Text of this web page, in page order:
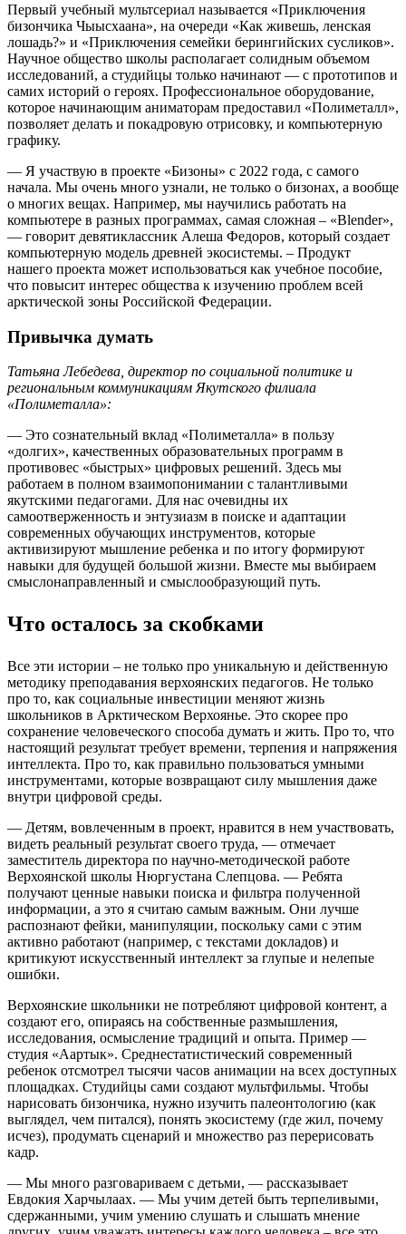
Первый учебный мультсериал называется «Приключения
бизончика Чыысхаана», на очереди «Как живешь, ленская
лошадь?» и «Приключения семейки берингийских сусликов».
Научное общество школы располагает солидным объемом
исследований, а студийцы только начинают — с прототипов и
самих историй о героях. Профессиональное оборудование,
которое начинающим аниматорам предоставил «Полиметалл»,
позволяет делать и покадровую отрисовку, и компьютерную
графику.
— Я участвую в проекте «Бизоны» с 2022 года, с самого
начала. Мы очень много узнали, не только о бизонах, а вообще
о многих вещах. Например, мы научились работать на
компьютере в разных программах, самая сложная – «Blender»,
— говорит девятиклассник Алеша Федоров, который создает
компьютерную модель древней экосистемы. – Продукт
нашего проекта может использоваться как учебное пособие,
что повысит интерес общества к изучению проблем всей
арктической зоны Российской Федерации.
Привычка думать
Татьяна Лебедева, директор по социальной политике и
региональным коммуникациям Якутского филиала
«Полиметалла»:
— Это сознательный вклад «Полиметалла» в пользу
«долгих», качественных образовательных программ в
противовес «быстрых» цифровых решений. Здесь мы
работаем в полном взаимопонимании с талантливыми
якутскими педагогами. Для нас очевидны их
самоотверженность и энтузиазм в поиске и адаптации
современных обучающих инструментов, которые
активизируют мышление ребенка и по итогу формируют
навыки для будущей большой жизни. Вместе мы выбираем
смыслонаправленный и смыслообразующий путь.
Что осталось за скобками
Все эти истории – не только про уникальную и действенную
методику преподавания верхоянских педагогов. Не только
про то, как социальные инвестиции меняют жизнь
школьников в Арктическом Верхоянье. Это скорее про
сохранение человеческого способа думать и жить. Про то, что
настоящий результат требует времени, терпения и напряжения
интеллекта. Про то, как правильно пользоваться умными
инструментами, которые возвращают силу мышления даже
внутри цифровой среды.
— Детям, вовлеченным в проект, нравится в нем участвовать,
видеть реальный результат своего труда, — отмечает
заместитель директора по научно-методической работе
Верхоянской школы Нюргустана Слепцова. — Ребята
получают ценные навыки поиска и фильтра полученной
информации, а это я считаю самым важным. Они лучше
распознают фейки, манипуляции, поскольку сами с этим
активно работают (например, с текстами докладов) и
критикуют искусственный интеллект за глупые и нелепые
ошибки.
Верхоянские школьники не потребляют цифровой контент, а
создают его, опираясь на собственные размышления,
исследования, осмысление традиций и опыта. Пример —
студия «Аартык». Среднестатистический современный
ребенок отсмотрел тысячи часов анимации на всех доступных
площадках. Студийцы сами создают мультфильмы. Чтобы
нарисовать бизончика, нужно изучить палеонтологию (как
выглядел, чем питался), понять экосистему (где жил, почему
исчез), продумать сценарий и множество раз перерисовать
кадр.
— Мы много разговариваем с детьми, — рассказывает
Евдокия Харчылаах. — Мы учим детей быть терпеливыми,
сдержанными, учим умению слушать и слышать мнение